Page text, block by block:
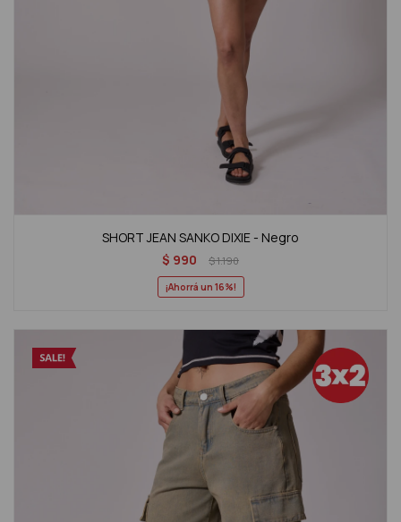
SHORT JEAN SANKO DIXIE - Negro
$ 990 $1.190
16